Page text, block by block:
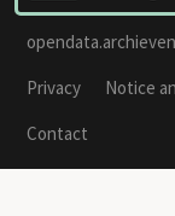
Privacy
Notice
Contact